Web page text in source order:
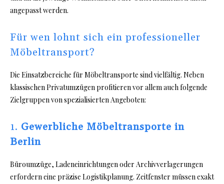
angepasst werden.
Für wen lohnt sich ein professioneller
Möbeltransport?
Die Einsatzbereiche für Möbeltransporte sind vielfältig. Neben
klassischen Privatumzügen profitieren vor allem auch folgende
Zielgruppen von spezialisierten Angeboten:
1. Gewerbliche Möbeltransporte in
Berlin
Büroumzüge, Ladeneinrichtungen oder Archivverlagerungen
erfordern eine präzise Logistikplanung. Zeitfenster müssen exakt